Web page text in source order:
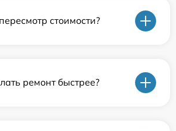
стоимости?
ремонт быстрее?